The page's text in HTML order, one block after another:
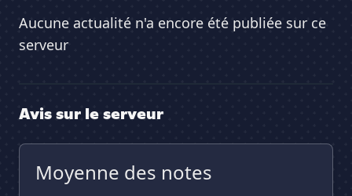
Aucune actualité n'a encore été publiée sur ce
serveur
Avis sur le serveur
Moyenne des notes